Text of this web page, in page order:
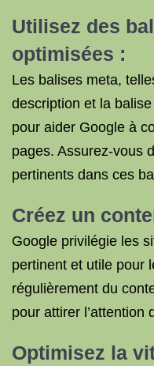
Utilisez des
optimisées :
Les balises meta,
description et la
pour aider Google à
pages. Assurez-vous
pertinents dans ces
Créez un
Google privilégie les
pertinent et utile pour
régulièrement du
pour attirer l’attention
Optimisez la